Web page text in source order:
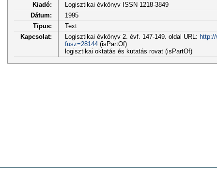
Kiadó:
Logisztikai évkönyv ISSN 1218-3849
Dátum:
1995
Típus:
Text
Kapcsolat:
Logisztikai évkönyv 2. évf. 147-149. oldal URL:
fusz=28144(isPartOf)
logisztikai oktatás és kutatás rovat (isPartOf)